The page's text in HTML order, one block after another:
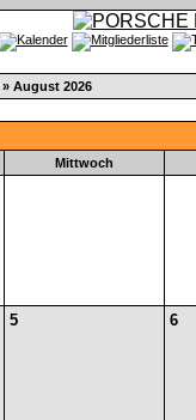
» August 2026
Mittwoch
5 6